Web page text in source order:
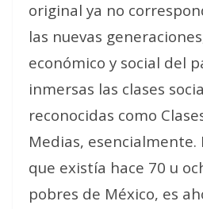
original ya no
las nuevas
económico y social del
inmersas las clases
reconocidas como
Medias,
que existía hace 70 u
pobres de México, es